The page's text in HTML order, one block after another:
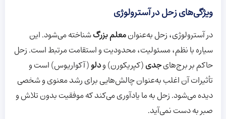
ویژگی‌های زحل در آسترولوژی
در آسترولوژی، زحل به‌عنوانمعلم بزرگشناخته می‌شود. این
سیاره با نظم، مسئولیت، محدودیت و استقامت مرتبط است. زحل
حاکم بر برج‌هایجدی(کپریکورن) ودلو(آکواریوس) است و
تأثیرات آن اغلب به‌عنوان چالش‌هایی برای رشد معنوی و شخصی
دیده می‌شود. زحل به ما یادآوری می‌کند که موفقیت بدون تلاش و
صبر به دست نمی‌آید.